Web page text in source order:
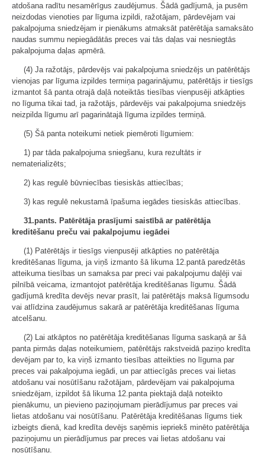
atdošana radītu nesamērīgus zaudējumus. Šādā gadījumā, ja pusēm
neizdodas vienoties par līguma izpildi, ražotājam, pārdevējam vai
pakalpojuma sniedzējam ir pienākums atmaksāt patērētāja samaksāto
naudas summu nepiegādātās preces vai tās daļas vai nesniegtās
pakalpojuma daļas apmērā.
(4) Ja ražotājs, pārdevējs vai pakalpojuma sniedzējs un patērētājs
vienojas par līguma izpildes termiņa pagarinājumu, patērētājs ir tiesīgs
izmantot šā panta otrajā daļā noteiktās tiesības vienpusēji atkāpties
no līguma tikai tad, ja ražotājs, pārdevējs vai pakalpojuma sniedzējs
neizpilda līgumu arī pagarinātajā līguma izpildes termiņā.
(5) Šā panta noteikumi netiek piemēroti līgumiem:
1) par tāda pakalpojuma sniegšanu, kura rezultāts ir
nematerializēts;
2) kas regulē būvniecības tiesiskās attiecības;
3) kas regulē nekustamā īpašuma iegādes tiesiskās attiecības.
31.pants. Patērētāja prasījumi saistībā ar patērētāja
kreditēšanu preču vai pakalpojumu iegādei
(1) Patērētājs ir tiesīgs vienpusēji atkāpties no patērētāja
kreditēšanas līguma, ja viņš izmanto šā likuma 12.pantā paredzētās
atteikuma tiesības un samaksa par preci vai pakalpojumu daļēji vai
pilnībā veicama, izmantojot patērētāja kreditēšanas līgumu. Šādā
gadījumā kredīta devējs nevar prasīt, lai patērētājs maksā līgumsodu
vai atlīdzina zaudējumus sakarā ar patērētāja kreditēšanas līguma
atcelšanu.
(2) Lai atkāptos no patērētāja kreditēšanas līguma saskaņā ar šā
panta pirmās daļas noteikumiem, patērētājs rakstveidā paziņo kredīta
devējam par to, ka viņš izmanto tiesības atteikties no līguma par
preces vai pakalpojuma iegādi, un par attiecīgās preces vai lietas
atdošanu vai nosūtīšanu ražotājam, pārdevējam vai pakalpojuma
sniedzējam, izpildot šā likuma 12.panta piektajā daļā noteikto
pienākumu, un pievieno paziņojumam pierādījumus par preces vai
lietas atdošanu vai nosūtīšanu. Patērētāja kreditēšanas līgums tiek
izbeigts dienā, kad kredīta devējs saņēmis iepriekš minēto patērētāja
paziņojumu un pierādījumus par preces vai lietas atdošanu vai
nosūtīšanu.